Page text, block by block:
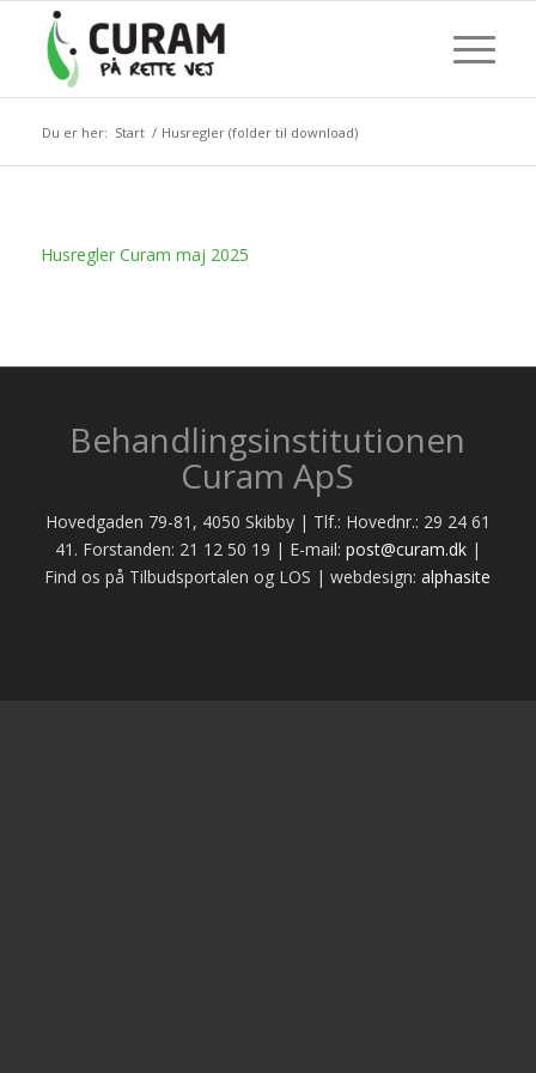
Du er her: Start / Husregler (folder til download)
Husregler Curam maj 2025
Behandlingsinstitutionen
Curam ApS
Hovedgaden 79-81, 4050 Skibby | Tlf.: Hovednr.: 29 24 61
41. Forstanden: 21 12 50 19 | E-mail: post@curam.dk|
Find os på Tilbudsportalen og LOS | webdesign:alphasite